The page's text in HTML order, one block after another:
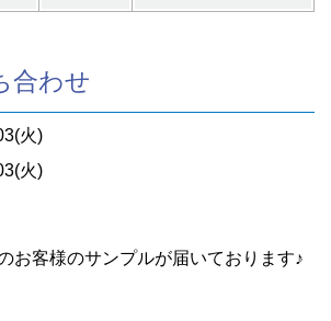
合わせ
火)
火)
お客様のサンプルが届いております♪